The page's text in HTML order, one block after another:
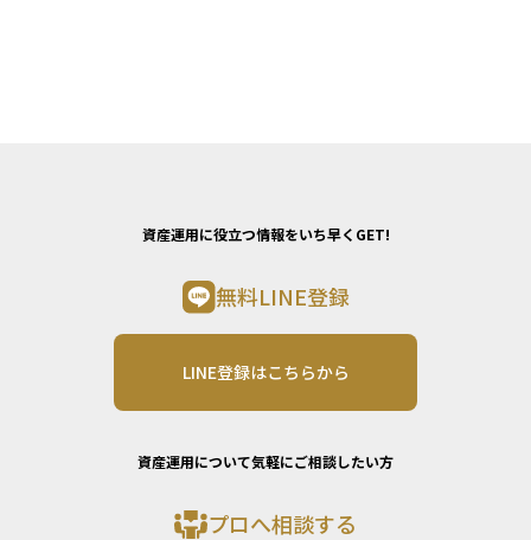
資産運用に役立つ情報をいち早くGET!
無料LINE登録
LINE登録はこちらから
資産運用について気軽にご相談したい方
プロへ相談する